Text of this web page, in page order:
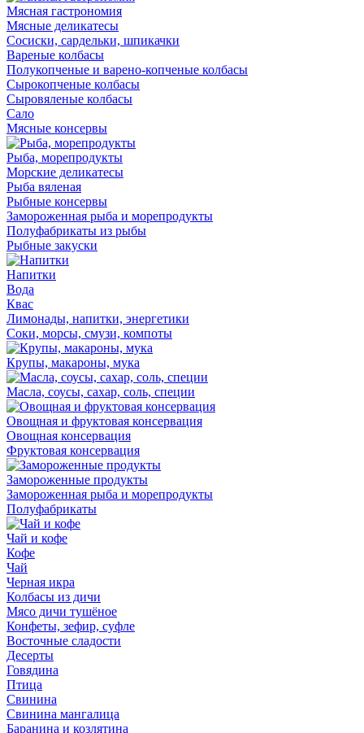
Мясная гастрономия
Мясные деликатесы
Сосиски, сардельки, шпикачки
Вареные колбасы
Полукопченые и варено-копченые колбасы
Сырокопченые колбасы
Сыровяленые колбасы
Сало
Мясные консервы
Рыба, морепродукты
Морские деликатесы
Рыба вяленая
Рыбные консервы
Замороженная рыба и морепродукты
Полуфабрикаты из рыбы
Рыбные закуски
Напитки
Вода
Квас
Лимонады, напитки, энергетики
Соки, морсы, смузи, компоты
Крупы, макароны, мука
Масла, соусы, сахар, соль, специи
Овощная и фруктовая консервация
Овощная консервация
Фруктовая консервация
Замороженные продукты
Замороженная рыба и морепродукты
Полуфабрикаты
Чай и кофе
Кофе
Чай
Черная икра
Колбасы из дичи
Мясо дичи тушёное
Конфеты, зефир, суфле
Восточные сладости
Десерты
Говядина
Птица
Свинина
Свинина мангалица
Баранина и козлятина